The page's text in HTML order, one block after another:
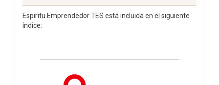
Espiritu Emprendedor TES está incluida en el siguiente
índice: